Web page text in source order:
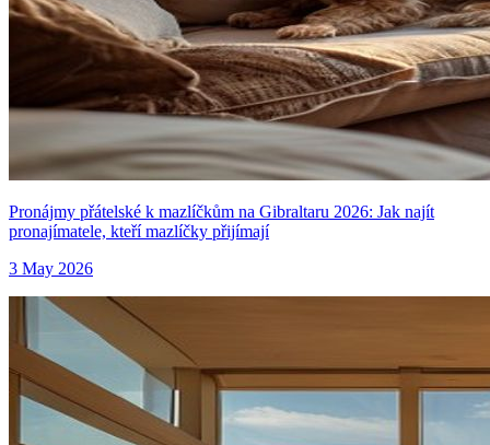
Pronájmy přátelské k mazlíčkům na Gibraltaru 2026: Jak najít
pronajímatele, kteří mazlíčky přijímají
3 May 2026